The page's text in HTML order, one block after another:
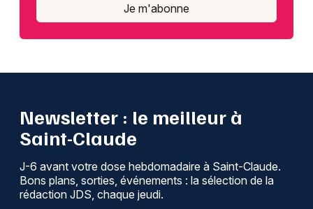
Je m'abonne
Newsletter : le meilleur à
Saint-Claude
J-6 avant votre dose hebdomadaire à Saint-Claude.
Bons plans, sorties, événements : la sélection de la
rédaction JDS, chaque jeudi.